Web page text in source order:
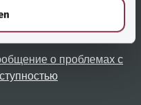
о проблемах с